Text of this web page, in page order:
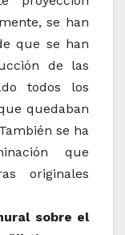
se han
que se han
de las
todos los
quedaban
se ha
que
originales
sobre el